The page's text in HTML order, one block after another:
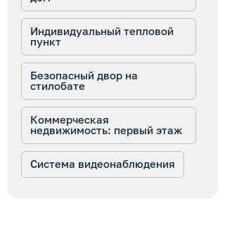
Индивидуальный тепловой
пункт
Безопасный двор на
стилобате
Коммерческая
недвижимость: первый этаж
Система видеонаблюдения